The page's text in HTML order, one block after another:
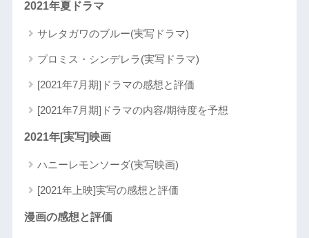
2021年夏ドラマ
サレタガワのブルー(実写ドラマ)
プロミス・シンデレラ(実写ドラマ)
[2021年7月期]ドラマの感想と評価
[2021年7月期]ドラマの内容/期待度を予想
2021年[実写]映画
ハニーレモンソーダ(実写映画)
[2021年上映]実写の感想と評価
漫画の感想と評価